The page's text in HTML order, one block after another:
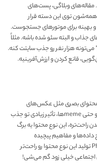
مقاله‌های وبلاگی، پست‌های
توی این دسته قرار
بهینه برای موتورهای جستجوست.
جذاب و البته سئو شده باشه. مثلاً
می‌تونه هزار نفر رو جذب سایتت کنه.
قانع کردن و ارزش‌آفرینیه.
محتوای بصری مثل عکس‌های
حرفه‌ای، طراحی گرافیکی، اینفوگرافیک، پوستر و حتی memeها، تأثیر زیادی تو جذب
راحت‌تره، این نوع محتوا یه برگ
و مفاهیم پیچیده
فوق‌العاده‌ن. ابزارهایی مثل Canva و Photoshop تولید این نوع محتوا رو راحت‌تر
اجتماعی خیلی زود گم می‌شی!